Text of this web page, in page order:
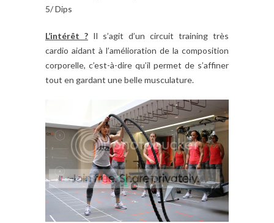
5/ Dips
L’intérêt ? Il s’agit d’un circuit training très
cardio aidant à l’amélioration de la composition
corporelle, c’est-à-dire qu’il permet de s’affiner
tout en gardant une belle musculature.